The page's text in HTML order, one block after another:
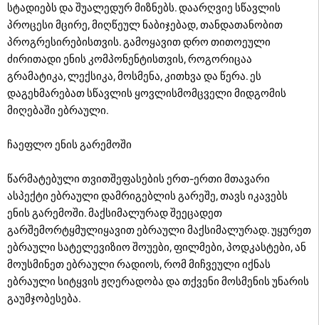
სტადიებს და შუალედურ მიზნებს. დაარღვიე სწავლის
პროცესი მცირე, მიღწეულ ნაბიჯებად, თანდათანობით
პროგრესირებისთვის. გამოყავით დრო თითოეული
ძირითადი ენის კომპონენტისთვის, როგორიცაა
გრამატიკა, ლექსიკა, მოსმენა, კითხვა და წერა. ეს
დაგეხმარებათ სწავლის ყოვლისმომცველი მიდგომის
მიღებაში ებრაული.
ჩაეფლო ენის გარემოში
წარმატებული თვითშეფასების ერთ-ერთი მთავარი
ასპექტი ებრაული დამრიგებლის გარეშე, თავს იკავებს
ენის გარემოში. მაქსიმალურად შეეცადეთ
გარშემორტყმულიყავით ებრაული მაქსიმალურად. უყურეთ
ებრაული სატელევიზიო შოუები, ფილმები, პოდკასტები, ან
მოუსმინეთ ებრაული რადიოს, რომ მიჩვეული იქნას
ებრაული სიტყვის ჟღერადობა და თქვენი მოსმენის უნარის
გაუმჯობესება.